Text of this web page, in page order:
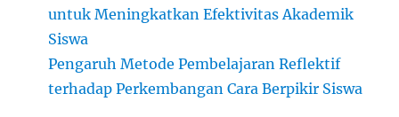
untuk Meningkatkan Efektivitas Akademik
Siswa
Pengaruh Metode Pembelajaran Reflektif
terhadap Perkembangan Cara Berpikir Siswa